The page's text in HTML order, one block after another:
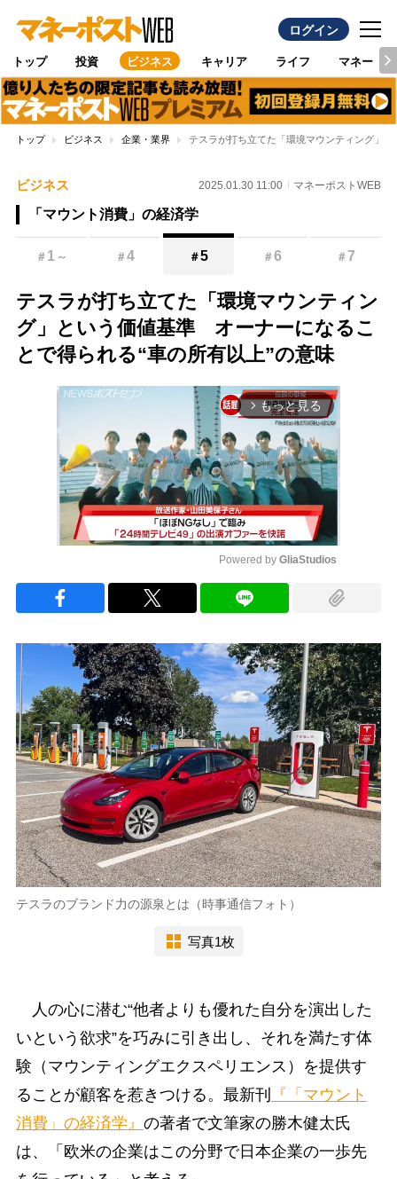
ログイン
トップ 投資 ビジネス キャリア ライフ マネー
トップ ビジネス 企業・業界 テスラが打ち立てた「環境マウンティング」
ビジネス 2025.01.30 11:00 マネーポストWEB
「マウント消費」の経済学
＃ 1 ～ ＃4 ＃5 ＃6 ＃7
テスラが打ち立てた「環境マウンティン
グ」という価値基準 オーナーになるこ
とで得られる“車の所有以上”の意味
arrow_forward_ios もっと見る
Powered by GliaStudios
テスラのブランド力の源泉とは（時事通信フォト）
写真1枚
人の心に潜む“他者よりも優れた自分を演出した
いという欲求”を巧みに引き出し、それを満たす体
験（マウンティングエクスペリエンス）を提供す
ることが顧客を惹きつける。最新刊
『「マウント
消費」の経済学』 の著者で文筆家の勝木健太氏
は、「欧米の企業はこの分野で日本企業の一歩先